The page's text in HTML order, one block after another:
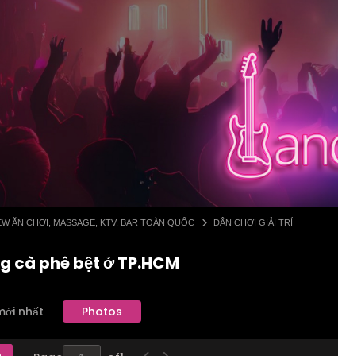
ĂN CHƠI, MASSAGE, KTV, BAR TOÀN QUỐC DÂN CHƠI GIẢI TRÍ
cà phê bệt ở TP.HCM
nhất Photos